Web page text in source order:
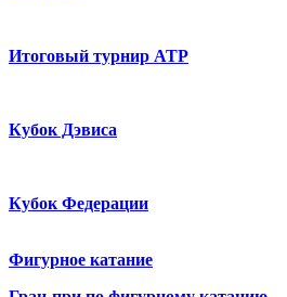
Итоговый турнир ATP
Кубок Дэвиса
Кубок Федерации
Фигурное катание